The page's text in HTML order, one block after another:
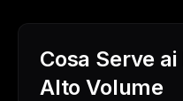
Cosa Serve
Alto Volume